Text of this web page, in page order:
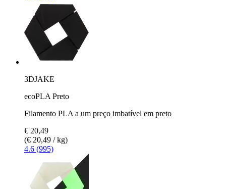
3DJAKE
ecoPLA Preto
Filamento PLA a um preço imbatível em preto
€ 20,49
(€ 20,49 / kg)
4.6 (995)